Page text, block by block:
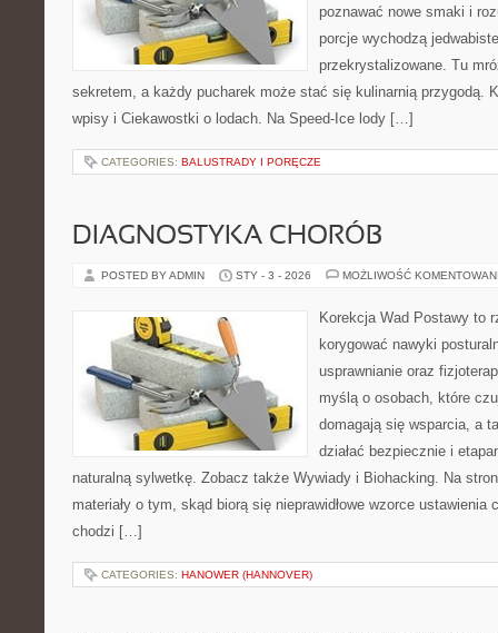
poznawać nowe smaki i
porcje wychodzą
przekrystalizowane. Tu
sekretem, a każdy pucharek może stać się kulinarnią przygodą.
wpisy i Ciekawostki o lodach. Na Speed-Ice lody […]
CATEGORIES: BALUSTRADY I PORĘCZE
DIAGNOSTYKA CHORÓB
POSTED BY ADMIN STY - 3 - 2026 MOŻLIWOŚĆ
Korekcja Wad Postawy to
korygować nawyki
usprawnianie oraz
myślą o osobach, które
domagają się wsparcia, a
działać bezpiecznie i
naturalną sylwetkę. Zobacz także Wywiady i Biohacking. Na
materiały o tym, skąd biorą się nieprawidłowe wzorce ustawienia
chodzi […]
CATEGORIES: HANOWER (HANNOVER)